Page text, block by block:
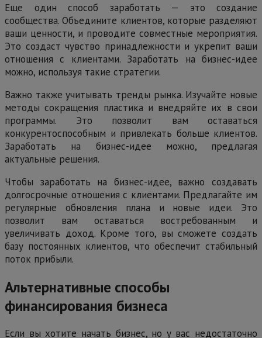
Еще один способ заработать — это создание
сообщества. Объедините клиентов, которые разделяют
ваши ценности, и проводите совместные мероприятия.
Это создаст чувство принадлежности и укрепит ваши
отношения с клиентами. Заработать на бизнес-идее
можно, используя такие стратегии.
Важно также учитывать тренды рынка. Изучайте новые
методы сокращения пластика и внедряйте их в свои
программы. Это позволит вам оставаться
конкурентоспособным и привлекать больше клиентов.
Заработать на бизнес-идее можно, предлагая
актуальные решения.
Чтобы заработать на бизнес-идее, важно создавать
долгосрочные отношения с клиентами. Предлагайте им
регулярные обновления плана и новые идеи. Это
позволит вам оставаться востребованным и
увеличивать доход. Кроме того, вы сможете создать
базу постоянных клиентов, что обеспечит стабильный
поток прибыли.
Альтернативные способы
финансирования бизнеса
Если вы хотите начать бизнес, но у вас недостаточно